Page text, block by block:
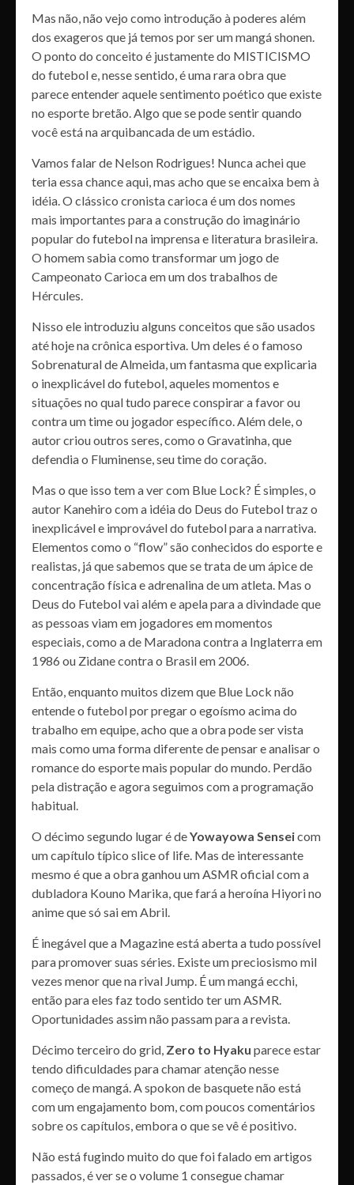
Mas não, não vejo como introdução à poderes além
dos exageros que já temos por ser um mangá shonen.
O ponto do conceito é justamente do MISTICISMO
do futebol e, nesse sentido, é uma rara obra que
parece entender aquele sentimento poético que existe
no esporte bretão. Algo que se pode sentir quando
você está na arquibancada de um estádio.
Vamos falar de Nelson Rodrigues! Nunca achei que
teria essa chance aqui, mas acho que se encaixa bem à
idéia. O clássico cronista carioca é um dos nomes
mais importantes para a construção do imaginário
popular do futebol na imprensa e literatura brasileira.
O homem sabia como transformar um jogo de
Campeonato Carioca em um dos trabalhos de
Hércules.
Nisso ele introduziu alguns conceitos que são usados
até hoje na crônica esportiva. Um deles é o famoso
Sobrenatural de Almeida, um fantasma que explicaria
o inexplicável do futebol, aqueles momentos e
situações no qual tudo parece conspirar a favor ou
contra um time ou jogador específico. Além dele, o
autor criou outros seres, como o Gravatinha, que
defendia o Fluminense, seu time do coração.
Mas o que isso tem a ver com Blue Lock? É simples, o
autor Kanehiro com a idéia do Deus do Futebol traz o
inexplicável e improvável do futebol para a narrativa.
Elementos como o “flow” são conhecidos do esporte e
realistas, já que sabemos que se trata de um ápice de
concentração física e adrenalina de um atleta. Mas o
Deus do Futebol vai além e apela para a divindade que
as pessoas viam em jogadores em momentos
especiais, como a de Maradona contra a Inglaterra em
1986 ou Zidane contra o Brasil em 2006.
Então, enquanto muitos dizem que Blue Lock não
entende o futebol por pregar o egoísmo acima do
trabalho em equipe, acho que a obra pode ser vista
mais como uma forma diferente de pensar e analisar o
romance do esporte mais popular do mundo. Perdão
pela distração e agora seguimos com a programação
habitual.
O décimo segundo lugar é deYowayowa Senseicom
um capítulo típico slice of life. Mas de interessante
mesmo é que a obra ganhou um ASMR oficial com a
dubladora Kouno Marika, que fará a heroína Hiyori no
anime que só sai em Abril.
É inegável que a Magazine está aberta a tudo possível
para promover suas séries. Existe um preciosismo mil
vezes menor que na rival Jump. É um mangá ecchi,
então para eles faz todo sentido ter um ASMR.
Oportunidades assim não passam para a revista.
Décimo terceiro do grid, Zero to Hyaku parece estar
tendo dificuldades para chamar atenção nesse
começo de mangá. A spokon de basquete não está
com um engajamento bom, com poucos comentários
sobre os capítulos, embora o que se vê é positivo.
Não está fugindo muito do que foi falado em artigos
passados, é ver se o volume 1 consegue chamar